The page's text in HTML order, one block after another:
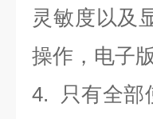
灵敏度以及
操作，电子
4. 只有全部